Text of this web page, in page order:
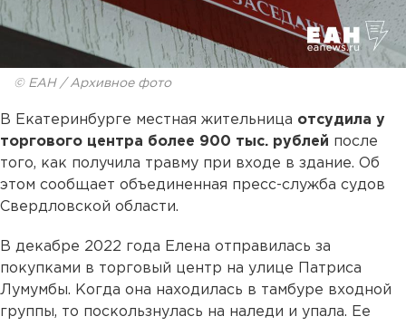
© ЕАН / Архивное фото
В Екатеринбурге местная жительница отсудила у
торгового центра более 900 тыс. рублей после
того, как получила травму при входе в здание. Об
этом сообщает объединенная пресс-служба судов
Свердловской области.
В декабре 2022 года Елена отправилась за
покупками в торговый центр на улице Патриса
Лумумбы. Когда она находилась в тамбуре входной
группы, то поскользнулась на наледи и упала. Ее